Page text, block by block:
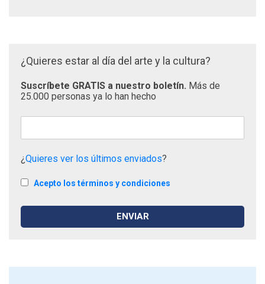
¿Quieres estar al día del arte y la cultura?
Suscríbete GRATIS a nuestro boletín. Más de
25.000 personas ya lo han hecho
¿Quieres ver los últimos enviados?
Acepto los términos y condiciones